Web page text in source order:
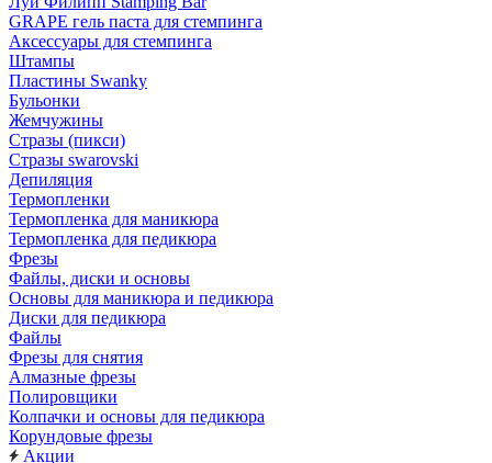
GRAPE гель паста для стемпинга
Аксессуары для стемпинга
Штампы
Пластины Swanky
Бульонки
Жемчужины
Стразы (пикси)
Cтразы swarovski
Депиляция
Термопленки
Термопленка для маникюра
Термопленка для педикюра
Фрезы
Файлы, диски и основы
Основы для маникюра и педикюра
Диски для педикюра
Файлы
Фрезы для снятия
Алмазные фрезы
Полировщики
Колпачки и основы для педикюра
Корундовые фрезы
Акции